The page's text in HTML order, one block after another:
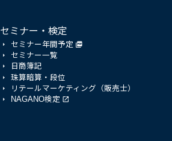
セミナー・検定
セミナー年間予定
セミナー一覧
日商簿記
珠算暗算・段位
リテールマーケティング（販売士）
NAGANO検定